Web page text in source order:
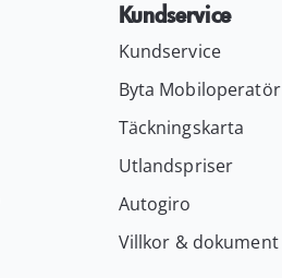
Kundservice
Kundservice
Byta Mobiloperatör
Täckningskarta
Utlandspriser
Autogiro
Villkor & dokument